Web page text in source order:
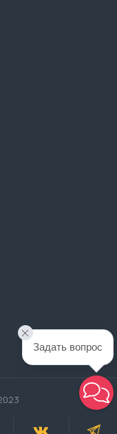
Задать вопрос